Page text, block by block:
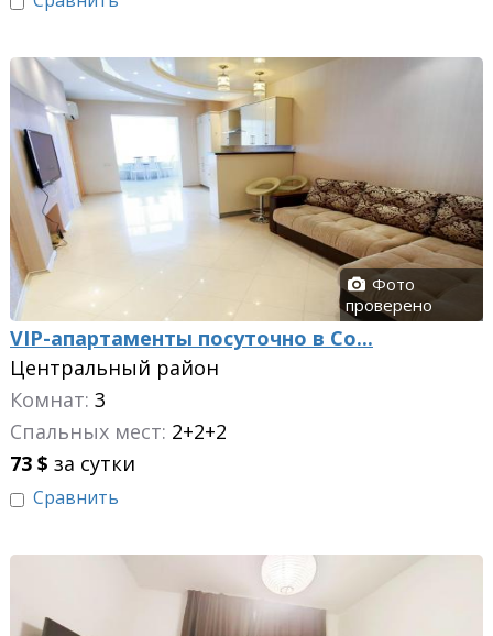
Фото
проверено
VIP-апартаменты посуточно в Со...
Центральный район
Комнат: 3
Спальных мест: 2+2+2
73 $ за сутки
Сравнить